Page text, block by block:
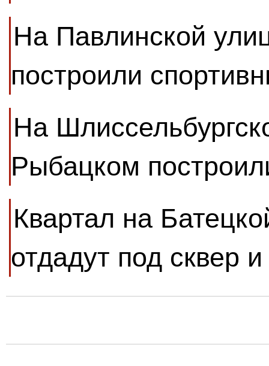
На Павлинской
построили
На
Рыбацком
Квартал на
отдадут под сквер